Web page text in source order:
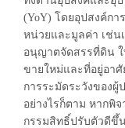
(YoY) โดยอุปสงค์ก
หน่วยและมูลค่า เช่น
อนุญาตจัดสรรที่ดิน ใ
ขายใหม่และที่อยู่อาศั
การระมัดระวังของผู้
อย่างไรก็ตาม หากพิ
กรรมสิทธิ์ปรับตัวดีขึ้